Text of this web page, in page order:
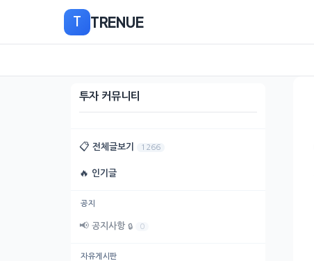
으
이
T TRENUE
투자 커뮤니티
📋 전체글보기 1266
🔥 인기글
공지
📢 공지사항 🔒 0
자유게시판